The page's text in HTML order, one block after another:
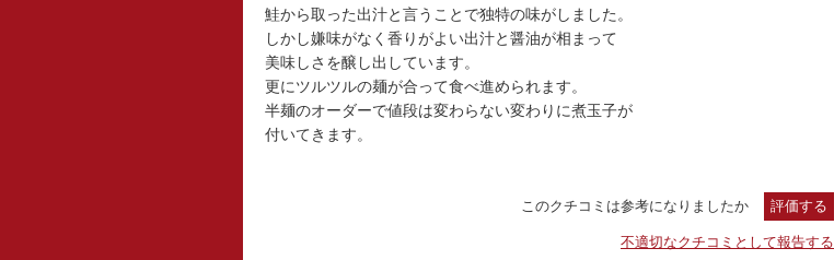
鮭から取った出汁と言うことで独特の味がしました。
しかし嫌味がなく香りがよい出汁と醤油が相まって
美味しさを醸し出しています。
更にツルツルの麺が合って食べ進められます。
半麺のオーダーで値段は変わらない変わりに煮玉子が
付いてきます。
このクチコミは参考になりましたか 評価する
不適切なクチコミとして報告する